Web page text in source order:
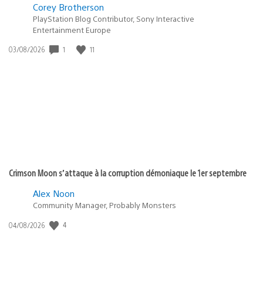
Corey Brotherson
PlayStation Blog Contributor, Sony Interactive
Entertainment Europe
Date
03/08/2026 1 11
Crimson Moon s’attaque à la corruption démoniaque le 1er septembre
Alex Noon
Community Manager, Probably Monsters
Date
04/08/2026 4